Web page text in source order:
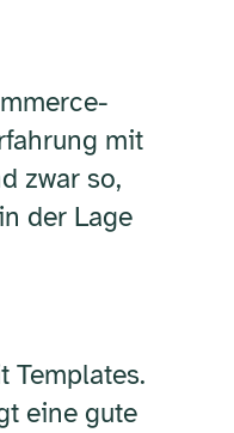
mit
zwar so,
der Lage
Templates.
eine gute